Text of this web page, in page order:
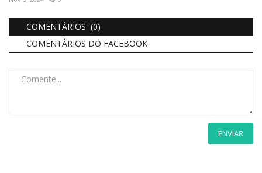
COMENTÁRIOS (0)
COMENTÁRIOS DO FACEBOOK
ENVIAR